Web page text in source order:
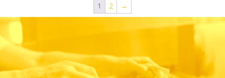
1 2 →